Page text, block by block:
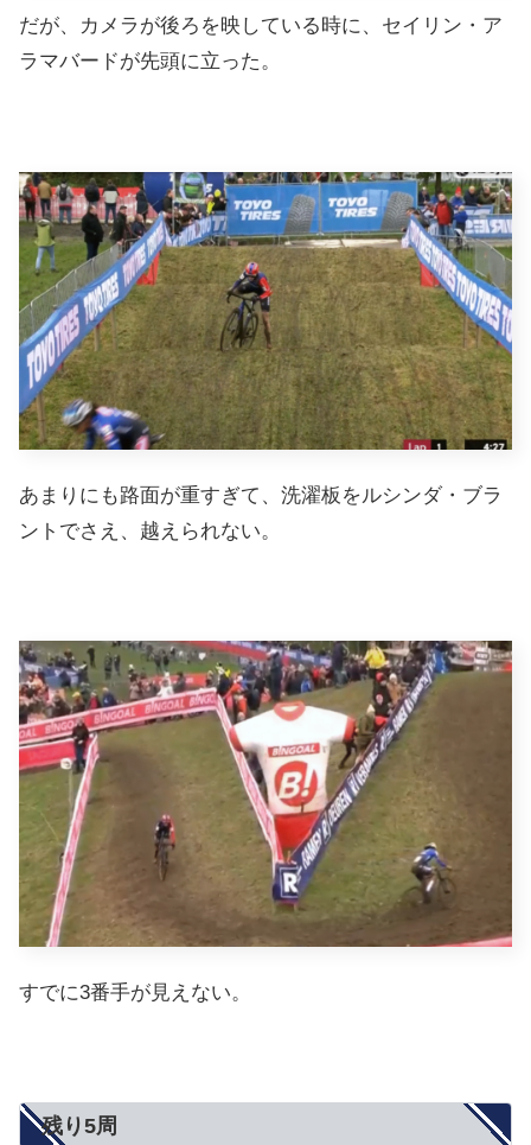
だが、カメラが後ろを映している時に、セイリン・ア
ラマバードが先頭に立った。
あまりにも路面が重すぎて、洗濯板をルシンダ・ブラ
ントでさえ、越えられない。
すでに3番手が見えない。
残り5周